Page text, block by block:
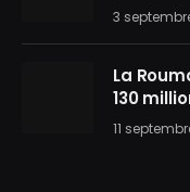
3
La
130
11